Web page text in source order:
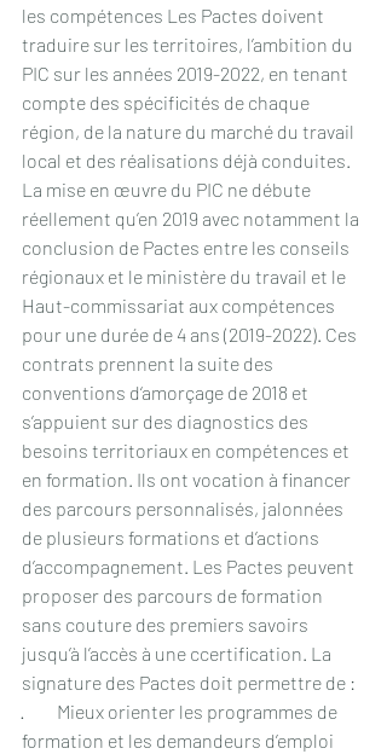
les compétences Les Pactes doivent
traduire sur les territoires, l’ambition du
PIC sur les années 2019-2022, en tenant
compte des spécificités de chaque
région, de la nature du marché du travail
local et des réalisations déjà conduites.
La mise en œuvre du PIC ne débute
réellement qu’en 2019 avec notamment la
conclusion de Pactes entre les conseils
régionaux et le ministère du travail et le
Haut-commissariat aux compétences
pour une durée de 4 ans (2019-2022). Ces
contrats prennent la suite des
conventions d‘amorçage de 2018 et
s’appuient sur des diagnostics des
besoins territoriaux en compétences et
en formation. Ils ont vocation à financer
des parcours personnalisés, jalonnées
de plusieurs formations et d’actions
d’accompagnement. Les Pactes peuvent
proposer des parcours de formation
sans couture des premiers savoirs
jusqu’à l’accès à une ccertification. La
signature des Pactes doit permettre de :
·         Mieux orienter les programmes de
formation et les demandeurs d’emploi